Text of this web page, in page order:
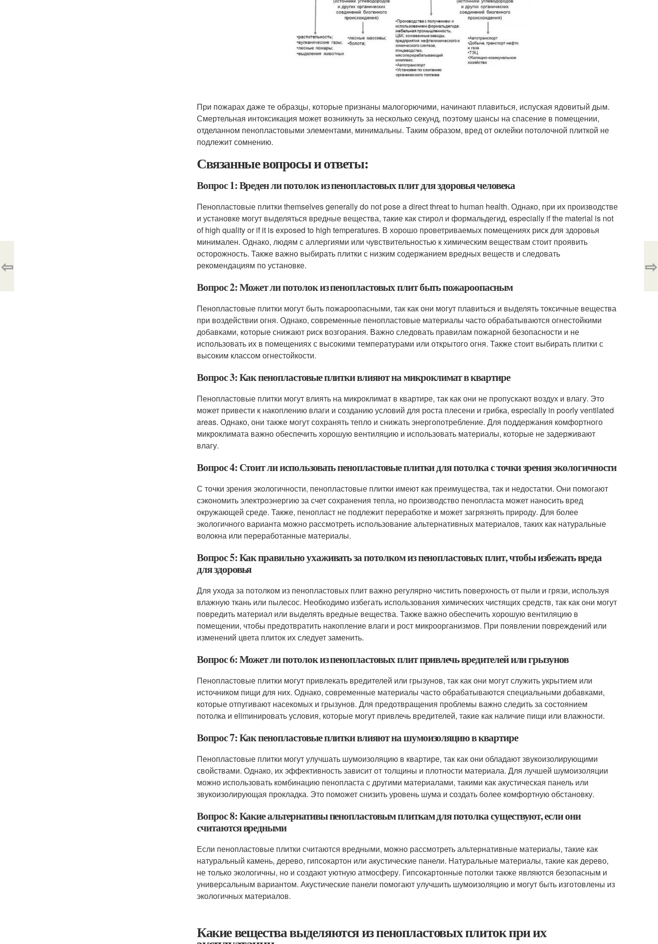
При пожарах даже те образцы, которые признаны малогорючими, начинают плавиться, испуская ядовитый дым.
Смертельная интоксикация может возникнуть за несколько секунд, поэтому шансы на спасение в помещении,
отделанном пенопластовыми элементами, минимальны. Таким образом, вред от оклейки потолочной плиткой не
подлежит сомнению.
Связанные вопросы и ответы:
Вопрос 1: Вреден ли потолок из пенопластовых плит для здоровья человека
Пенопластовые плитки themselves generally do not pose a direct threat to human health. Однако, при их производстве
и установке могут выделяться вредные вещества, такие как стирол и формальдегид, especially if the material is not
of high quality or if it is exposed to high temperatures. В хорошо проветриваемых помещениях риск для здоровья
минимален. Однако, людям с аллергиями или чувствительностью к химическим веществам стоит проявить
осторожность. Также важно выбирать плитки с низким содержанием вредных веществ и следовать
рекомендациям по установке.
Вопрос 2: Может ли потолок из пенопластовых плит быть пожароопасным
Пенопластовые плитки могут быть пожароопасными, так как они могут плавиться и выделять токсичные вещества
при воздействии огня. Однако, современные пенопластовые материалы часто обрабатываются огнестойкими
добавками, которые снижают риск возгорания. Важно следовать правилам пожарной безопасности и не
использовать их в помещениях с высокими температурами или открытого огня. Также стоит выбирать плитки с
высоким классом огнестойкости.
Вопрос 3: Как пенопластовые плитки влияют на микроклимат в квартире
Пенопластовые плитки могут влиять на микроклимат в квартире, так как они не пропускают воздух и влагу. Это
может привести к накоплению влаги и созданию условий для роста плесени и грибка, especially in poorly ventilated
areas. Однако, они также могут сохранять тепло и снижать энергопотребление. Для поддержания комфортного
микроклимата важно обеспечить хорошую вентиляцию и использовать материалы, которые не задерживают
влагу.
Вопрос 4: Стоит ли использовать пенопластовые плитки для потолка с точки зрения экологичности
С точки зрения экологичности, пенопластовые плитки имеют как преимущества, так и недостатки. Они помогают
сэкономить электроэнергию за счет сохранения тепла, но производство пенопласта может наносить вред
окружающей среде. Также, пенопласт не подлежит переработке и может загрязнять природу. Для более
экологичного варианта можно рассмотреть использование альтернативных материалов, таких как натуральные
волокна или переработанные материалы.
Вопрос 5: Как правильно ухаживать за потолком из пенопластовых плит, чтобы избежать вреда
для здоровья
Для ухода за потолком из пенопластовых плит важно регулярно чистить поверхность от пыли и грязи, используя
влажную ткань или пылесос. Необходимо избегать использования химических чистящих средств, так как они могут
повредить материал или выделять вредные вещества. Также важно обеспечить хорошую вентиляцию в
помещении, чтобы предотвратить накопление влаги и рост микроорганизмов. При появлении повреждений или
изменений цвета плиток их следует заменить.
Вопрос 6: Может ли потолок из пенопластовых плит привлечь вредителей или грызунов
Пенопластовые плитки могут привлекать вредителей или грызунов, так как они могут служить укрытием или
источником пищи для них. Однако, современные материалы часто обрабатываются специальными добавками,
которые отпугивают насекомых и грызунов. Для предотвращения проблемы важно следить за состоянием
потолка и elimинировать условия, которые могут привлечь вредителей, такие как наличие пищи или влажности.
Вопрос 7: Как пенопластовые плитки влияют на шумоизоляцию в квартире
Пенопластовые плитки могут улучшать шумоизоляцию в квартире, так как они обладают звукоизолирующими
свойствами. Однако, их эффективность зависит от толщины и плотности материала. Для лучшей шумоизоляции
можно использовать комбинацию пенопласта с другими материалами, такими как акустическая панель или
звукоизолирующая прокладка. Это поможет снизить уровень шума и создать более комфортную обстановку.
Вопрос 8: Какие альтернативы пенопластовым плиткам для потолка существуют, если они
считаются вредными
Если пенопластовые плитки считаются вредными, можно рассмотреть альтернативные материалы, такие как
натуральный камень, дерево, гипсокартон или акустические панели. Натуральные материалы, такие как дерево,
не только экологичны, но и создают уютную атмосферу. Гипсокартонные потолки также являются безопасным и
универсальным вариантом. Акустические панели помогают улучшить шумоизоляцию и могут быть изготовлены из
экологичных материалов.
Какие вещества выделяются из пенопластовых плиток при их
⇦ ⇨